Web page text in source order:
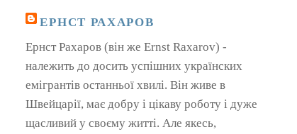
ЕРНСТ РАХАРОВ
Ернст Рахаров (він же Ernst Raxarov) -
належить до досить успішних українских
емігрантів останньої хвилі. Він живе в
Швейцарії, має добру і цікаву роботу і дуже
щасливий у своєму житті. Але якесь,